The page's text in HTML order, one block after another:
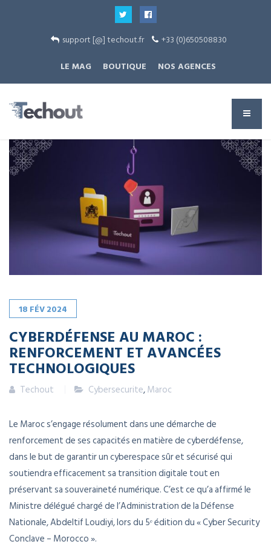
support [@] techout.fr
+33 (0)650508830
LE MAG
BOUTIQUE NOS AGENCES
18 FÉV2024
CYBERDÉFENSE AU MAROC :
RENFORCEMENT ET AVANCÉES
TECHNOLOGIQUES
Techout Cybersecurite,Maroc
Le Maroc s’engage résolument dans une démarche de
renforcement de ses capacités en matière de cyberdéfense,
dans le but de garantir un cyberespace sûr et sécurisé qui
soutiendra efficacement sa transition digitale tout en
préservant sa souveraineté numérique. C’est ce qu’a affirmé le
Ministre délégué chargé de l’Administration de la Défense
Nationale, Abdeltif Loudiyi, lors du 5ᵉ édition du « Cyber Security
Conclave – Morocco ».